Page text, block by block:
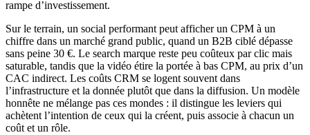
rampe d’investissement.
Sur le terrain, un social performant peut afficher un CPM à un
chiffre dans un marché grand public, quand un B2B ciblé dépasse
sans peine 30 €. Le search marque reste peu coûteux par clic mais
saturable, tandis que la vidéo étire la portée à bas CPM, au prix d’un
CAC indirect. Les coûts CRM se logent souvent dans
l’infrastructure et la donnée plutôt que dans la diffusion. Un modèle
honnête ne mélange pas ces mondes : il distingue les leviers qui
achètent l’intention de ceux qui la créent, puis associe à chacun un
coût et un rôle.